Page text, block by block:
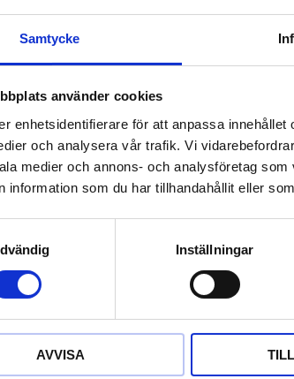
Samtycke
använder cookies
enhetsidentifierare för att anpassa
och analysera vår trafik. Vi
medier och annons- och analysföretag
information som du har tillhandahållit eller
Inställningar
AVVISA
OE-Code Audi: N90288901
OE-Code Seat:
OE-Code Skoda: N90288901
yttre sexkant
utan packning